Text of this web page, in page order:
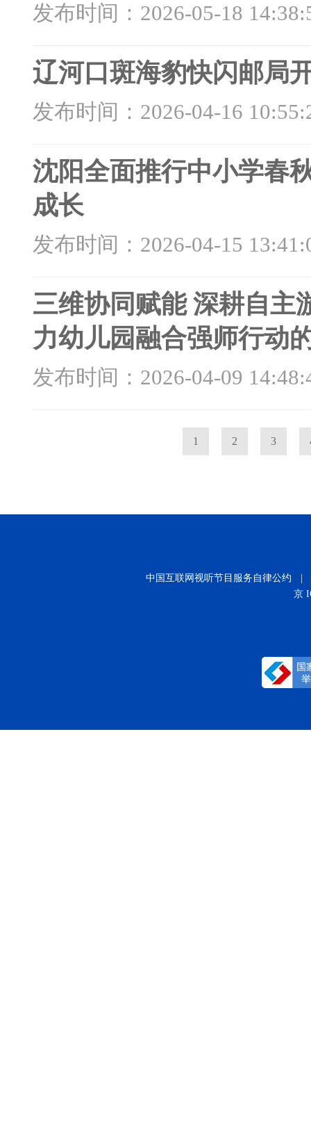
发布时间：2026-05-18
辽河口斑海豹快闪邮局
发布时间：2026-04-16
沈阳全面推行中小学春
成长
发布时间：2026-04-15
三维协同赋能 深耕自
力幼儿园融合强师行动
发布时间：2026-04-09
1 2 3
中国互联网视听节目服务自律公约
京